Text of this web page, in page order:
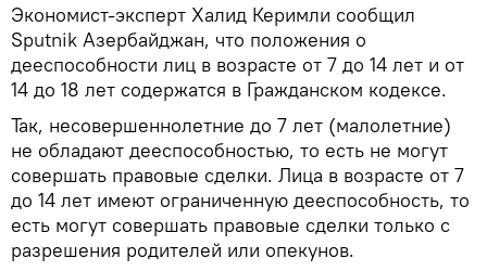
Экономист-эксперт Халид Керимли сообщил
Sputnik Азербайджан, что положения о
дееспособности лиц в возрасте от 7 до 14 лет и от
14 до 18 лет содержатся в Гражданском кодексе.
Так, несовершеннолетние до 7 лет (малолетние)
не обладают дееспособностью, то есть не могут
совершать правовые сделки. Лица в возрасте от 7
до 14 лет имеют ограниченную дееспособность, то
есть могут совершать правовые сделки только с
разрешения родителей или опекунов.